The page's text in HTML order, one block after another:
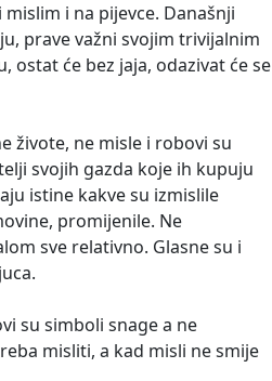
i na pijevce. Današnji
prave važni svojim trivijalnim
ostat će bez jaja, odazivat će se
živote, ne misle i robovi su
svojih gazda koje ih kupuju
istine kakve su izmislile
promijenile. Ne
sve relativno. Glasne su i
su simboli snage a ne
misliti, a kad misli ne smije